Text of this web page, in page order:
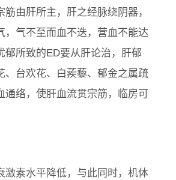
由肝所主，肝之经脉绕阴器，
气不至而血不迭，营血不能达
所致的ED要从肝论治，肝郁
、台欢花、白蒺藜、郁金之属疏
络，使肝血流贯宗筋，临房可
激素水平降低，与此同时，机体